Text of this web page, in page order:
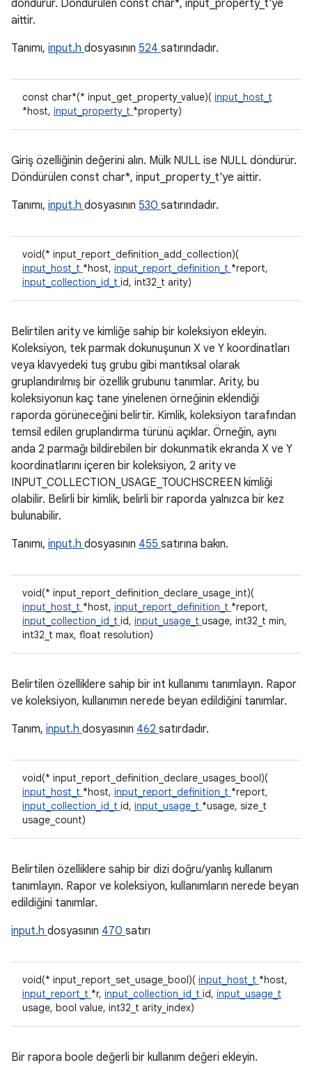
döndürür. Döndürülen const char*, input_property_t'ye
aittir.
Tanımı, input.h dosyasının 524 satırındadır.
const char*(* input_get_property_value)( input_host_t
*host, input_property_t *property)
Giriş özelliğinin değerini alın. Mülk NULL ise NULL döndürür.
Döndürülen const char*, input_property_t'ye aittir.
Tanımı, input.h dosyasının 530 satırındadır.
void(* input_report_definition_add_collection)(
input_host_t *host, input_report_definition_t *report,
input_collection_id_t id, int32_t arity)
Belirtilen arity ve kimliğe sahip bir koleksiyon ekleyin.
Koleksiyon, tek parmak dokunuşunun X ve Y koordinatları
veya klavyedeki tuş grubu gibi mantıksal olarak
gruplandırılmış bir özellik grubunu tanımlar. Arity, bu
koleksiyonun kaç tane yinelenen örneğinin eklendiği
raporda görüneceğini belirtir. Kimlik, koleksiyon tarafından
temsil edilen gruplandırma türünü açıklar. Örneğin, aynı
anda 2 parmağı bildirebilen bir dokunmatik ekranda X ve Y
koordinatlarını içeren bir koleksiyon, 2 arity ve
INPUT_COLLECTION_USAGE_TOUCHSCREEN kimliği
olabilir. Belirli bir kimlik, belirli bir raporda yalnızca bir kez
bulunabilir.
Tanımı, input.h dosyasının 455 satırına bakın.
void(* input_report_definition_declare_usage_int)(
input_host_t *host, input_report_definition_t *report,
input_collection_id_t id, input_usage_t usage, int32_t min,
int32_t max, float resolution)
Belirtilen özelliklere sahip bir int kullanımı tanımlayın. Rapor
ve koleksiyon, kullanımın nerede beyan edildiğini tanımlar.
Tanım, input.h dosyasının 462 satırdadır.
void(* input_report_definition_declare_usages_bool)(
input_host_t *host, input_report_definition_t *report,
input_collection_id_t id, input_usage_t *usage, size_t
usage_count)
Belirtilen özelliklere sahip bir dizi doğru/yanlış kullanım
tanımlayın. Rapor ve koleksiyon, kullanımların nerede beyan
edildiğini tanımlar.
input.h dosyasının 470 satırı
void(* input_report_set_usage_bool)( input_host_t *host,
input_report_t *r, input_collection_id_t id, input_usage_t
usage, bool value, int32_t arity_index)
Bir rapora boole değerli bir kullanım değeri ekleyin.